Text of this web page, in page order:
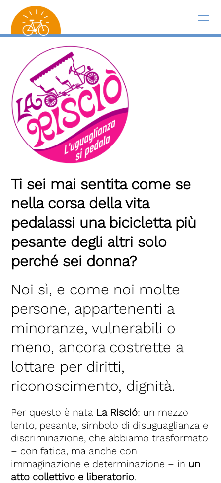
Ti sei mai sentita come se
nella corsa della vita
pedalassi una bicicletta più
pesante degli altri solo
perché sei donna?
Noi sì, e come noi molte
persone, appartenenti a
minoranze, vulnerabili o
meno, ancora costrette a
lottare per diritti,
riconoscimento, dignità.
Per questo è nata La Risció: un mezzo
lento, pesante, simbolo di disuguaglianza e
discriminazione, che abbiamo trasformato
– con fatica, ma anche con
immaginazione e determinazione – in un
atto collettivo e liberatorio.